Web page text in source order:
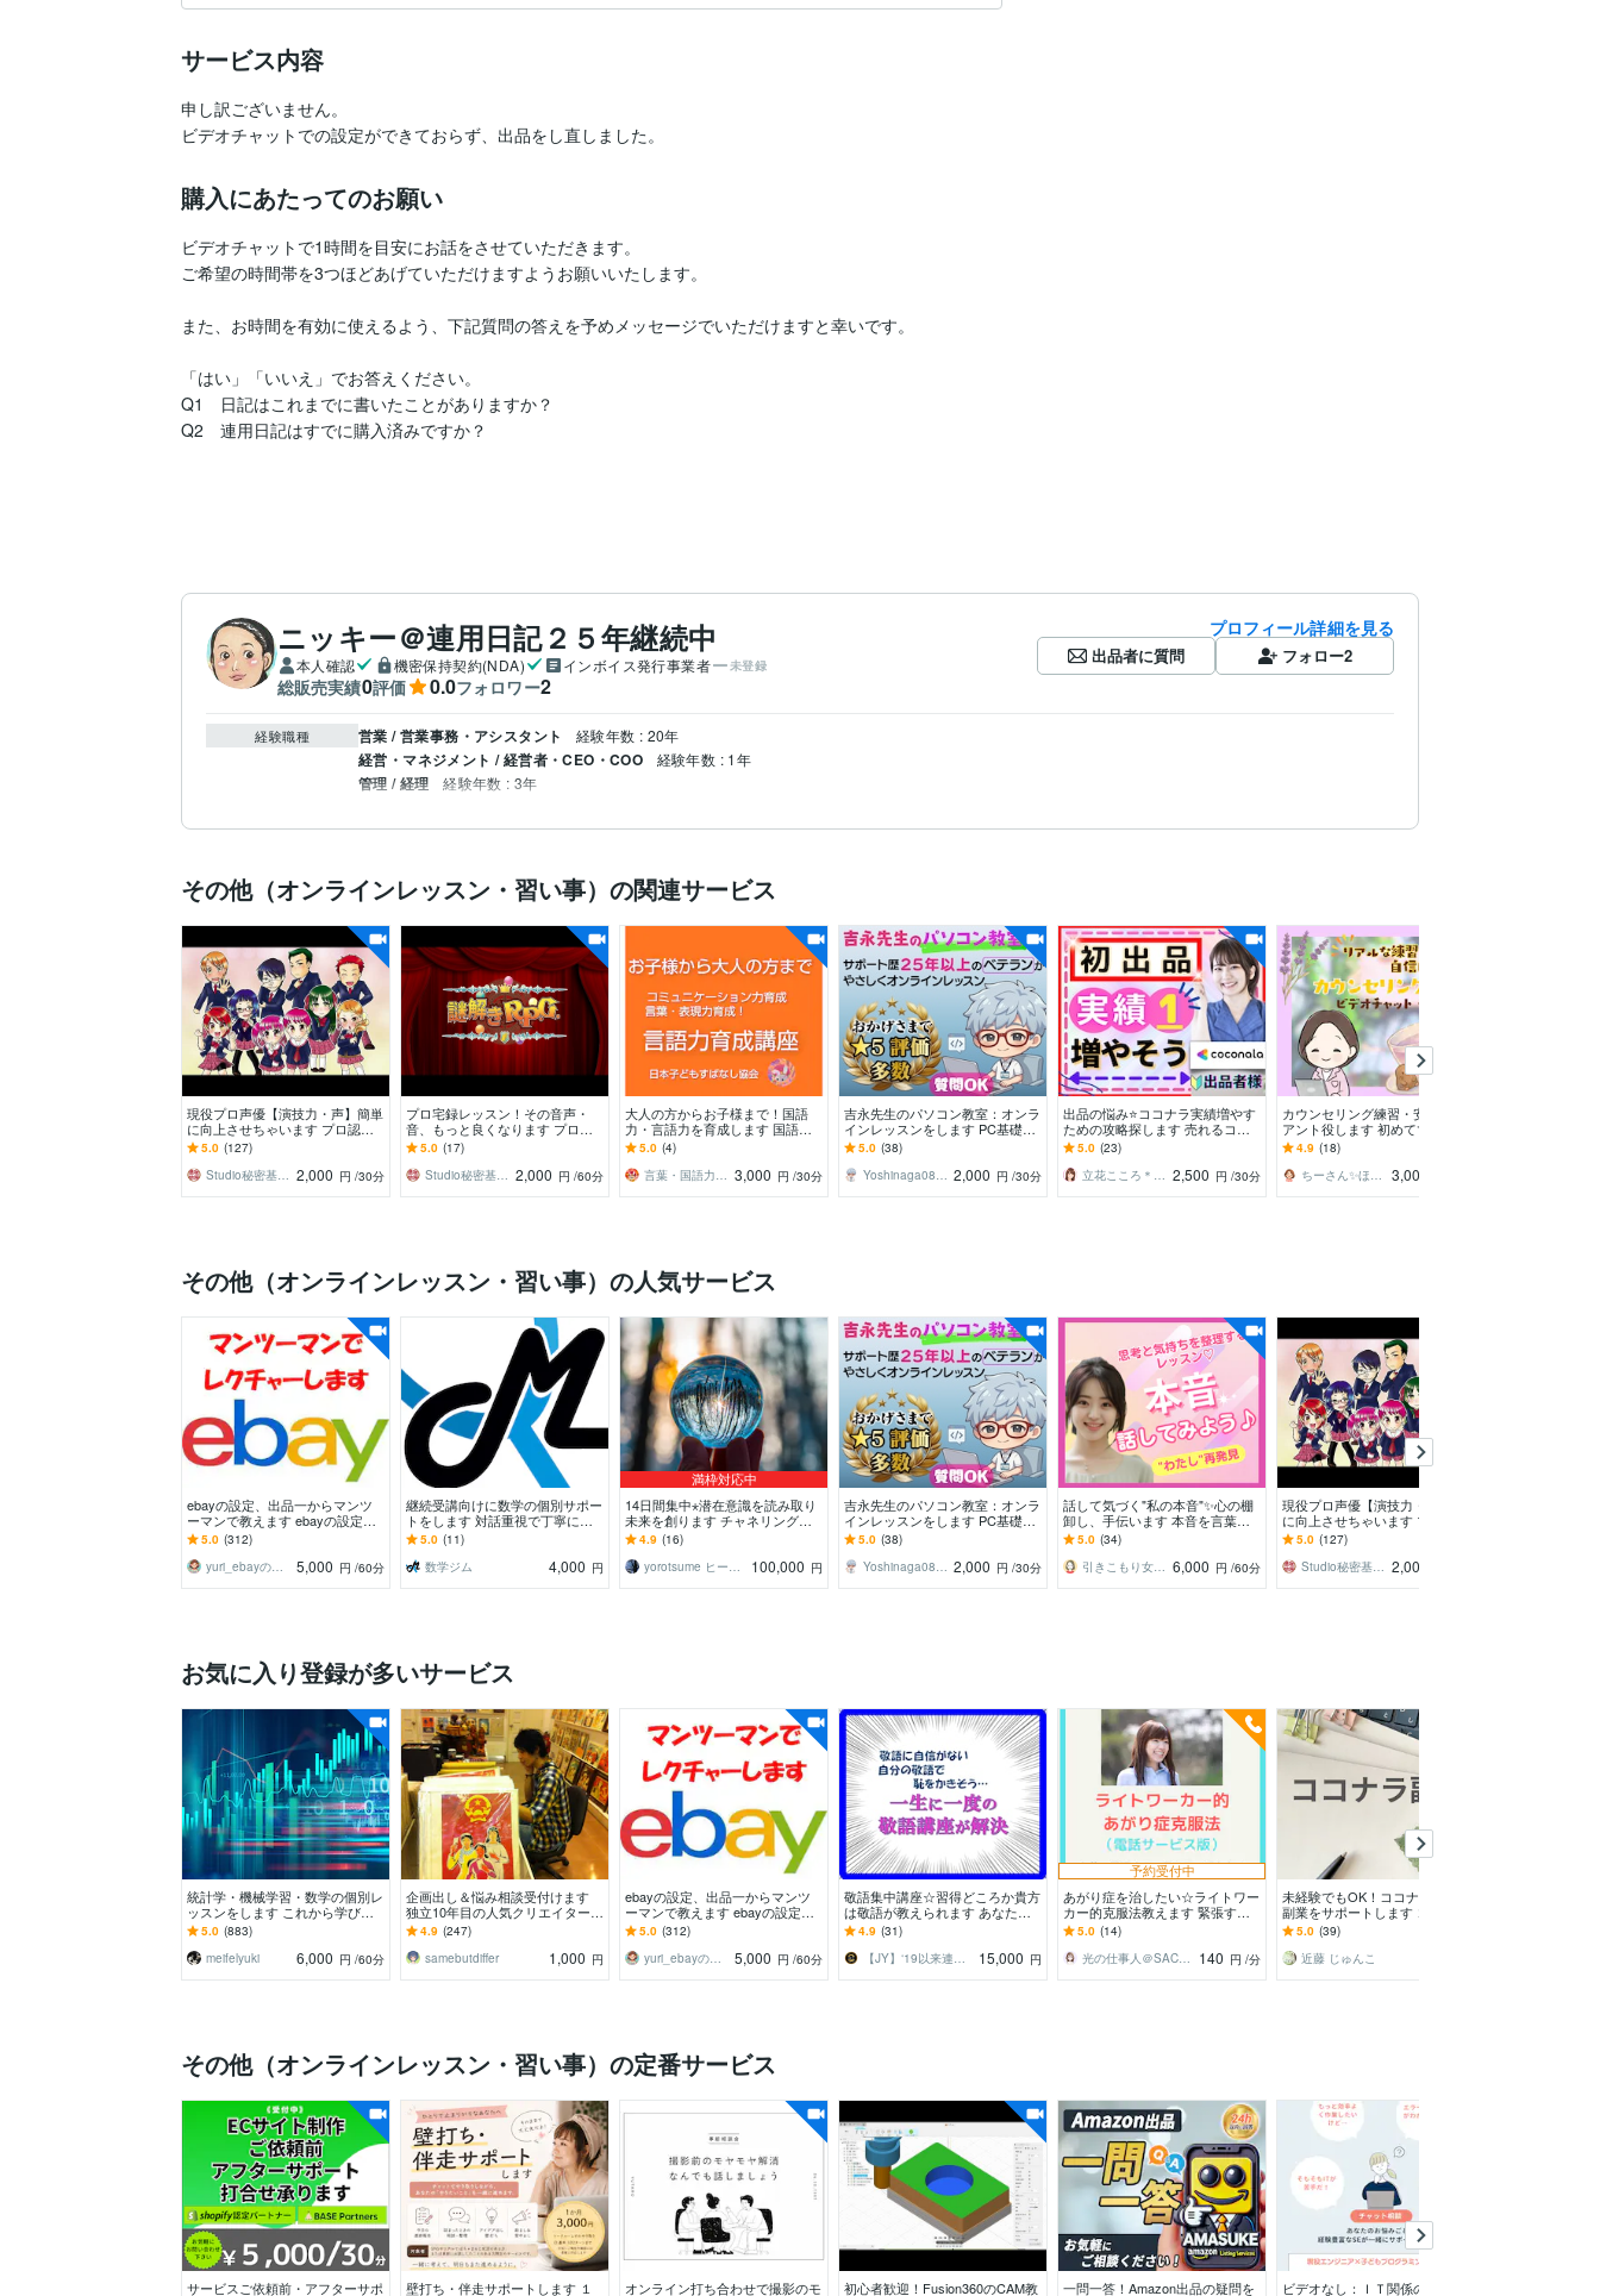
サービス内容
申し訳ございません。
ビデオチャットでの設定ができておらず、出品をし直しました。
購入にあたってのお願い
ビデオチャットで1時間を目安にお話をさせていただきます。
ご希望の時間帯を3つほどあげていただけますようお願いいたします。
また、お時間を有効に使えるよう、下記質問の答えを予めメッセージでいただけますと幸いです。
「はい」「いいえ」でお答えください。
Q1　日記はこれまでに書いたことがありますか？
Q2　連用日記はすでに購入済みですか？
ニッキー＠連用日記２５年継続中
本人確認 機密保持契約(NDA) インボイス発行事業者 未登録
総販売実績0評価 0.0フォロワー2
プロフィール詳細を見る
出品者に質問 フォロー2
経験職種 営業 / 営業事務・アシスタント 経験年数 : 20年
経営・マネジメント / 経営者・CEO・COO 経験年数 : 1年
管理 / 経理 経験年数 : 3年
その他（オンラインレッスン・習い事）の関連サービス
現役プロ声優【演技力・声】簡単
に向上させちゃいます プロ認定■
初心者も勉強中もウェルカム！趣
味や興味も大歓迎！
5.0 (127)
2,000 円 /30分
プロ宅録レッスン！その音声・
音、もっと良くなります プロ認
定■Vtuberさん、宅録声優さん、
音声編集者さん！
5.0 (17)
2,000 円 /60分
大人の方からお子様まで！国語
力・言語力を育成します 国語力
は教わる教科ではなくコミュニケ
ーション力により育ちます
5.0 (4)
3,000 円 /30分
吉永先生のパソコン教室：オンラ
インレッスンをします PC基礎か
らAI・IT資格まで！ ベテランがや
さしく教えます
5.0 (38)
2,000 円 /30分
出品の悩み⭐️ココナラ実績増やす
ための攻略探します 売れるコツ✨
出品者仲間がほしい！ココナラで
の不安寄り添います
5.0 (23)
2,500 円 /30分
カウンセリング練習・安心クライ
アント役します 初めてでも大丈
夫。不安をほぐして、練習を楽し
む60分
4.9 (18)
3,000
その他（オンラインレッスン・習い事）の人気サービス
ebayの設定、出品一からマンツ
ーマンで教えます ebayの設定か
ら初出品まで責任をもってお手伝
いいたします
5.0 (312)
5,000 円 /60分
継続受講向けに数学の個別サポー
トをします 対話重視で丁寧に理
解を深める継続指導
5.0 (11)
数学ジム
4,000 円
満枠対応中
14日間集中⋆潜在意識を読み取り
未来を創ります チャネリング＋
ヒーリング完全伴走プレミアム
4.9 (16)
100,000 円
吉永先生のパソコン教室：オンラ
インレッスンをします PC基礎か
らAI・IT資格まで！ ベテランがや
さしく教えます
5.0 (38)
2,000 円 /30分
話して気づく"私の本音"✨心の棚
卸し、手伝います 本音を言葉に
する練習♫ゆるく整える"わたし再
発見"
5.0 (34)
6,000 円 /60分
現役プロ声優【演技力・声】簡単
に向上させちゃいます プロ認定■
初心者も勉強中もウェルカム！趣
味や興味も大歓迎！
5.0 (127)
2,000
お気に入り登録が多いサービス
統計学・機械学習・数学の個別レ
ッスンをします これから学びた
い人・使いたい人向けにオンライ
ンで個別レッスン
5.0 (883)
meifelyuki
6,000 円 /60分
企画出し＆悩み相談受付けます
独立10年目の人気クリエイターが
代わりにアイデアを出します
4.9 (247)
samebutdiffer
1,000 円
ebayの設定、出品一からマンツ
ーマンで教えます ebayの設定か
ら初出品まで責任をもってお手伝
いいたします
5.0 (312)
5,000 円 /60分
敬語集中講座☆習得どころか貴方
は敬語が教えられます あなたの
敬語元年/就活/敬語/社会人/日本語
教師歴15年
4.9 (31)
15,000 円
予約受付中
あがり症を治したい☆ライトワー
カー的克服法教えます 緊張する
震える✨️電話でお悩み聴きます✨️
テキスト提供有
5.0 (14)
140 円 /分
未経験でもOK！ココナラ内職・
副業をサポートします ココナラ
歴10年超！認定プロが新しいスタ
ートを力強く支援！
5.0 (39)
近藤 じゅんこ
その他（オンラインレッスン・習い事）の定番サービス
サービスご依頼前・アフターサポ
壁打ち・伴走サポートします １
オンライン打ち合わせで撮影のモ
初心者歓迎！Fusion360のCAM教
一問一答！Amazon出品の疑問を
ビデオなし：ＩＴ関係のこと何で